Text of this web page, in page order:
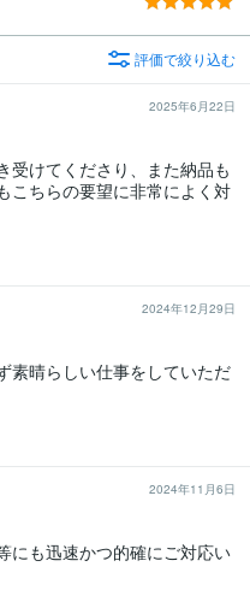
評価で絞り込む
2025年6月22日
受けてくださり、また納品も
こちらの要望に非常によく対
2024年12月29日
素晴らしい仕事をしていただ
2024年11月6日
にも迅速かつ的確にご対応い